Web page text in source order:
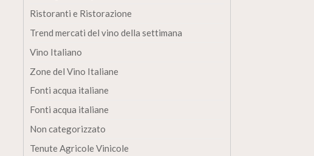
Ristoranti e Ristorazione
Trend mercati del vino della settimana
Vino Italiano
Zone del Vino Italiane
Fonti acqua italiane
Fonti acqua italiane
Non categorizzato
Tenute Agricole Vinicole